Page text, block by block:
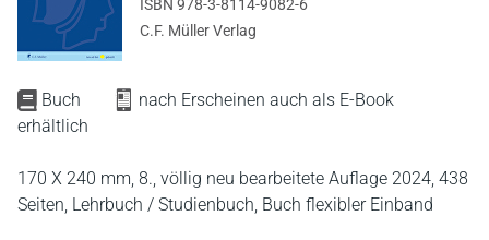
Buch
nach Erscheinen auch als E-Book
erhältlich
170 X 240 mm, 8., völlig neu bearbeitete Auflage 2024, 438
Seiten, Lehrbuch / Studienbuch, Buch flexibler Einband
ISBN 978-3-8114-9082-6
C.F. Müller Verlag